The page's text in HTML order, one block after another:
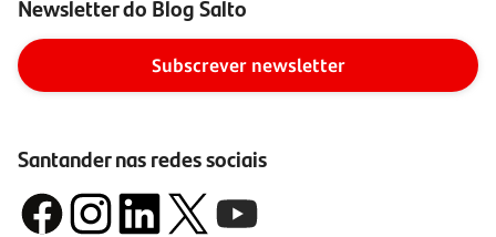
Newsletter do Blog Salto
Subscrever newsletter
Santander nas redes sociais